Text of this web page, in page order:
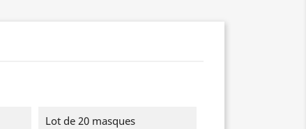
Lot de 20 masques